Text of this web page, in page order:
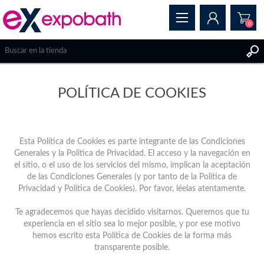
INICIAR SESIÓN
0
POLÍTICA DE COOKIES
Esta Política de Cookies es parte integrante de las Condiciones
Generales y la Política de Privacidad. El acceso y la navegación en
el sitio, o el uso de los servicios del mismo, implican la aceptación
de las Condiciones Generales (y por tanto de la Política de
Privacidad y Política de Cookies). Por favor, léelas atentamente.
Te agradecemos que hayas decidido visitarnos. Queremos que tu
experiencia en el sitio sea lo mejor posible, y por ese motivo
hemos escrito esta Política de Cookies de la forma más
transparente posible.